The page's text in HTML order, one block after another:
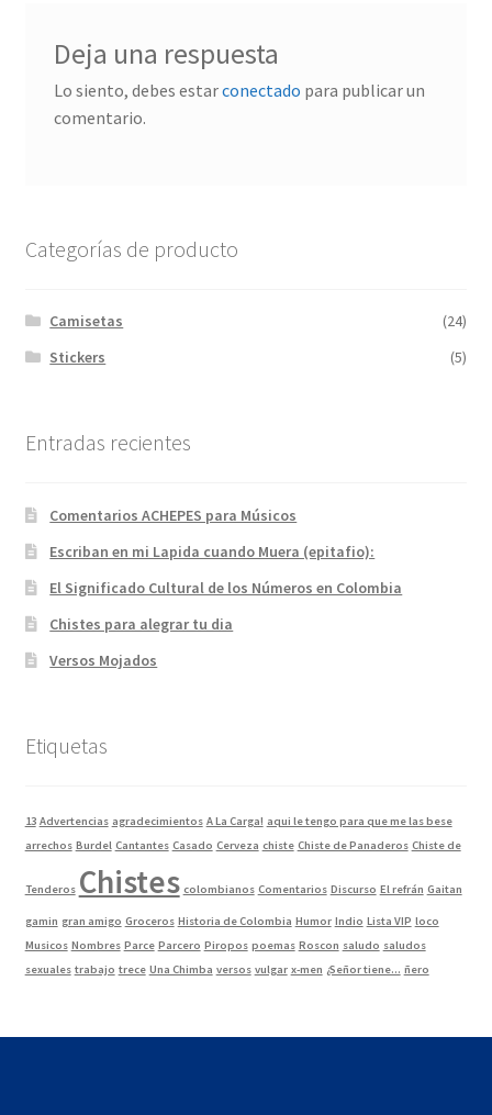
Deja una respuesta
Lo siento, debes estarconectado para publicar un
comentario.
Categorías de producto
Camisetas
(24)
Stickers
(5)
Entradas recientes
Comentarios ACHEPES para Músicos
Escriban en mi Lapida cuando Muera (epitafio):
El Significado Cultural de los Números en Colombia
Chistes para alegrar tu dia
Versos Mojados
Etiquetas
13 Advertencias agradecimientos A La Carga! aqui le tengo para que me las bese
arrechos Burdel Cantantes Casado Cerveza chiste Chiste de Panaderos Chiste de
Tenderos Chistes colombianos Comentarios Discurso El refrán Gaitan
gamin gran amigo Groceros Historia de Colombia Humor Indio Lista VIP loco
Musicos Nombres Parce Parcero Piropos poemas Roscon saludo saludos
sexuales trabajo trece Una Chimba versos vulgar x-men ¿Señor tiene... ñero